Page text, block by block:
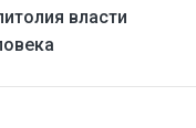
власти